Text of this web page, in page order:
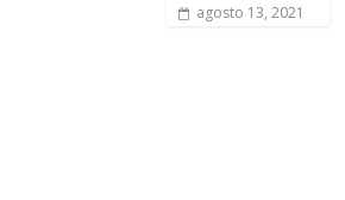
agosto 13, 2021